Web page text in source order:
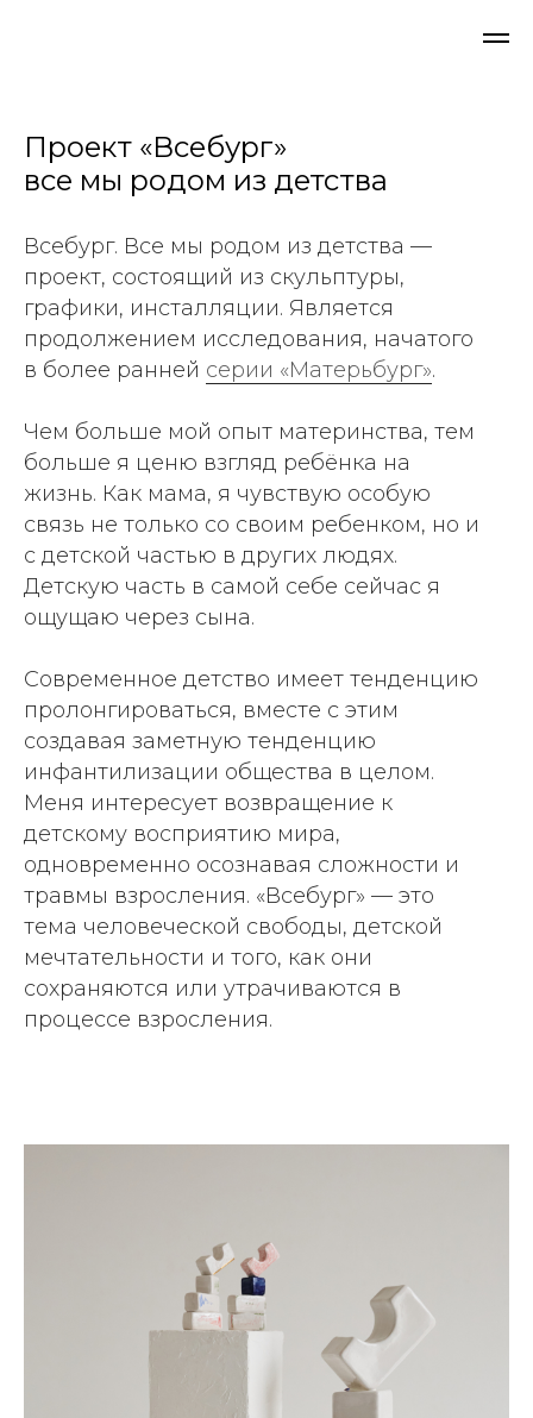
Проект «Всебург»
все мы родом из детства
Всебург. Все мы родом из детства —
проект, состоящий из скульптуры,
графики, инсталляции. Является
продолжением исследования, начатого
в более ранней серии «Матерьбург».
Чем больше мой опыт материнства, тем
больше я ценю взгляд ребёнка на
жизнь. Как мама, я чувствую особую
связь не только со своим ребенком, но и
с детской частью в других людях.
Детскую часть в самой себе сейчас я
ощущаю через сына.
Современное детство имеет тенденцию
пролонгироваться, вместе с этим
создавая заметную тенденцию
инфантилизации общества в целом.
Меня интересует возвращение к
детскому восприятию мира,
одновременно осознавая сложности и
травмы взросления. «Всебург» — это
тема человеческой свободы, детской
мечтательности и того, как они
сохраняются или утрачиваются в
процессе взросления.